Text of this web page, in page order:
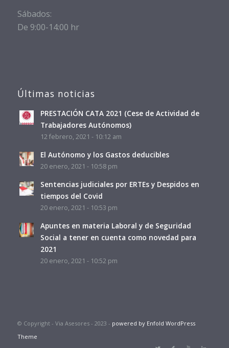
Sábados:
De 9:00-14:00 hr
Últimas noticias
PRESTACIÓN CATA 2021 (Cese de Actividad de
Trabajadores Autónomos)
12 febrero, 2021 - 10:12 am
El Autónomo y los Gastos deducibles
20 enero, 2021 - 10:58 pm
Sentencias judiciales por ERTEs y Despidos en
tiempos del Covid
20 enero, 2021 - 10:53 pm
Apuntes en materia Laboral y de Seguridad
Social a tener en cuenta como novedad para
2021
20 enero, 2021 - 10:52 pm
© Copyright - Via Asesores - 2023 - powered by Enfold WordPress
Theme